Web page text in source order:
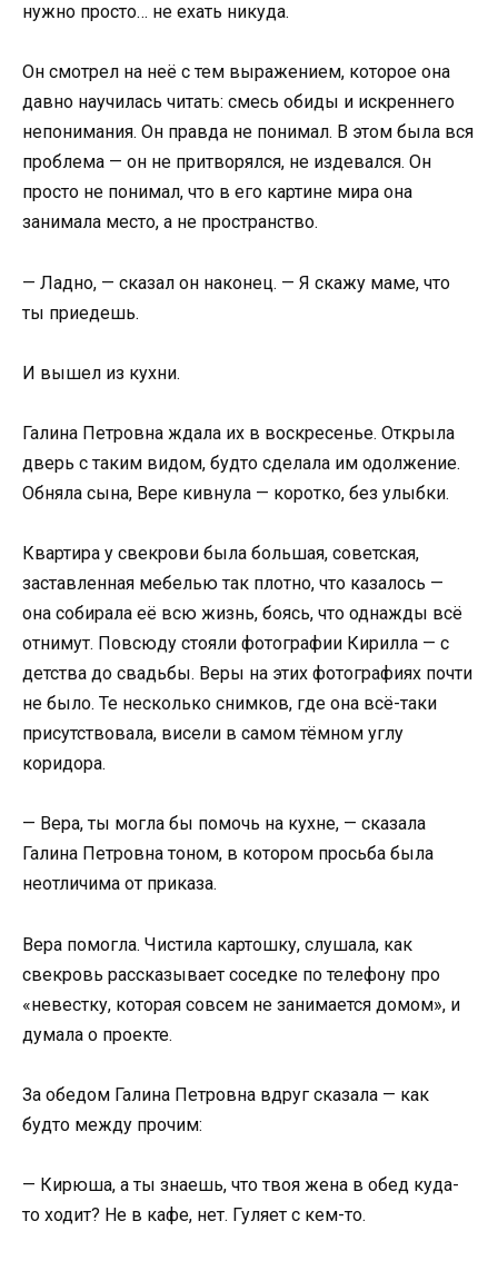
нужно просто… не ехать никуда.
Он смотрел на неё с тем выражением, которое она
давно научилась читать: смесь обиды и искреннего
непонимания. Он правда не понимал. В этом была вся
проблема — он не притворялся, не издевался. Он
просто не понимал, что в его картине мира она
занимала место, а не пространство.
— Ладно, — сказал он наконец. — Я скажу маме, что
ты приедешь.
И вышел из кухни.
Галина Петровна ждала их в воскресенье. Открыла
дверь с таким видом, будто сделала им одолжение.
Обняла сына, Вере кивнула — коротко, без улыбки.
Квартира у свекрови была большая, советская,
заставленная мебелью так плотно, что казалось —
она собирала её всю жизнь, боясь, что однажды всё
отнимут. Повсюду стояли фотографии Кирилла — с
детства до свадьбы. Веры на этих фотографиях почти
не было. Те несколько снимков, где она всё-таки
присутствовала, висели в самом тёмном углу
коридора.
— Вера, ты могла бы помочь на кухне, — сказала
Галина Петровна тоном, в котором просьба была
неотличима от приказа.
Вера помогла. Чистила картошку, слушала, как
свекровь рассказывает соседке по телефону про
«невестку, которая совсем не занимается домом», и
думала о проекте.
За обедом Галина Петровна вдруг сказала — как
будто между прочим:
— Кирюша, а ты знаешь, что твоя жена в обед куда-
то ходит? Не в кафе, нет. Гуляет с кем-то.